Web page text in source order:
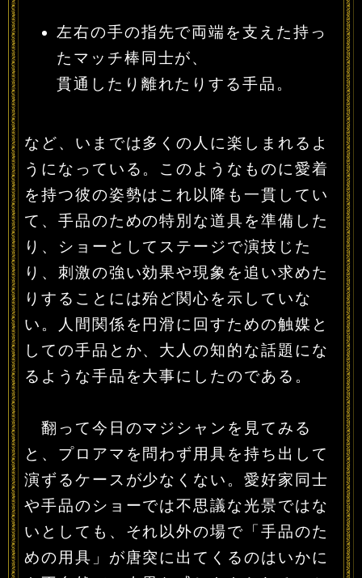
左右の手の指先で両端を支えた持っ
たマッチ棒同士が、
貫通したり離れたりする手品。
など、いまでは多くの人に楽しまれるよ
うになっている。このようなものに愛着
を持つ彼の姿勢はこれ以降も一貫してい
て、手品のための特別な道具を準備した
り、ショーとしてステージで演技じた
り、刺激の強い効果や現象を追い求めた
りすることには殆ど関心を示していな
い。人間関係を円滑に回すための触媒と
しての手品とか、大人の知的な話題にな
るような手品を大事にしたのである。
翻って今日のマジシャンを見てみる
と、プロアマを問わず用具を持ち出して
演ずるケースが少なくない。愛好家同士
や手品のショーでは不思議な光景ではな
いとしても、それ以外の場で「手品のた
めの用具」が唐突に出てくるのはいかに